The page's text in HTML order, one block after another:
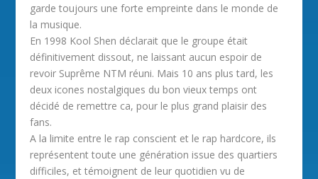
garde toujours une forte empreinte dans le monde de
la musique.
En 1998 Kool Shen déclarait que le groupe était
définitivement dissout, ne laissant aucun espoir de
revoir Suprême NTM réuni. Mais 10 ans plus tard, les
deux icones nostalgiques du bon vieux temps ont
décidé de remettre ca, pour le plus grand plaisir des
fans.
A la limite entre le rap conscient et le rap hardcore, ils
représentent toute une génération issue des quartiers
difficiles, et témoignent de leur quotidien vu de